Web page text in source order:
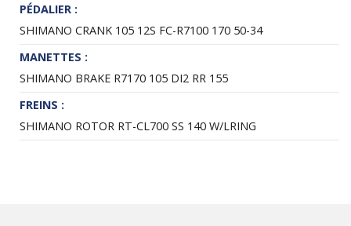
PÉDALIER :
SHIMANO CRANK 105 12S FC-R7100 170 50-34
MANETTES :
SHIMANO BRAKE R7170 105 DI2 RR 155
FREINS :
SHIMANO ROTOR RT-CL700 SS 140 W/LRING